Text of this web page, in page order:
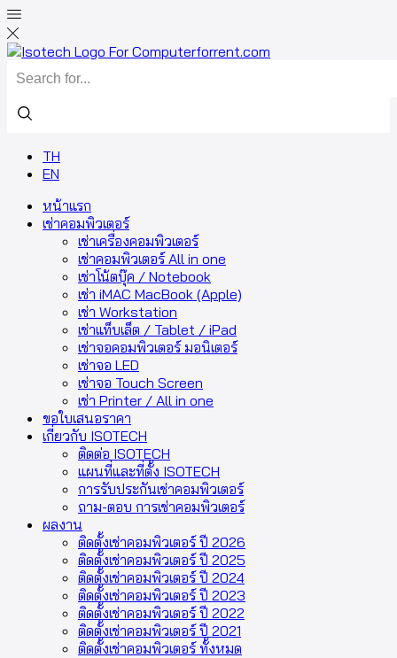
TH
EN
หน้าแรก
เช่าคอมพิวเตอร์
เช่าเครื่องคอมพิวเตอร์
เช่าคอมพิวเตอร์ All in one
เช่าโน้ตบุ๊ค / Notebook
เช่า iMAC MacBook (Apple)
เช่า Workstation
เช่าแท็บเล็ต / Tablet / iPad
เช่าจอคอมพิวเตอร์ มอนิเตอร์
เช่าจอ LED
เช่าจอ Touch Screen
เช่า Printer / All in one
ขอใบเสนอราคา
เกี่ยวกับ ISOTECH
ติดต่อ ISOTECH
แผนที่และที่ตั้ง ISOTECH
การรับประกันเช่าคอมพิวเตอร์
ถาม-ตอบ การเช่าคอมพิวเตอร์
ผลงาน
ติดตั้งเช่าคอมพิวเตอร์ ปี 2026
ติดตั้งเช่าคอมพิวเตอร์ ปี 2025
ติดตั้งเช่าคอมพิวเตอร์ ปี 2024
ติดตั้งเช่าคอมพิวเตอร์ ปี 2023
ติดตั้งเช่าคอมพิวเตอร์ ปี 2022
ติดตั้งเช่าคอมพิวเตอร์ ปี 2021
ติดตั้งเช่าคอมพิวเตอร์ ทั้งหมด